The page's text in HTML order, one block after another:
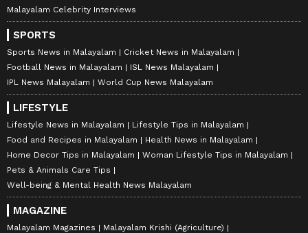
Malayalam Celebrity Interviews
SPORTS
Sports News in Malayalam
Cricket News in Malayalam
Football News in Malayalam
ISL News Malayalam
IPL News Malayalam
World Cup News Malayalam
LIFESTYLE
Lifestyle News in Malayalam
Lifestyle Tips in Malayalam
Food and Recipes in Malayalam
Health News in Malayalam
Home Decor Tips in Malayalam
Woman Lifestyle Tips in Malayalam
Pets & Animals Care Tips
Well-being & Mental Health News Malayalam
MAGAZINE
Malayalam Magazines
Malayalam Krishi (Agriculture)